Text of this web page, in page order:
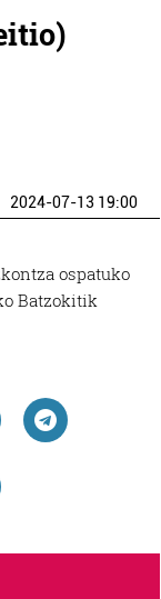
2024-07-13 19:00
ospatuko
Batzokitik